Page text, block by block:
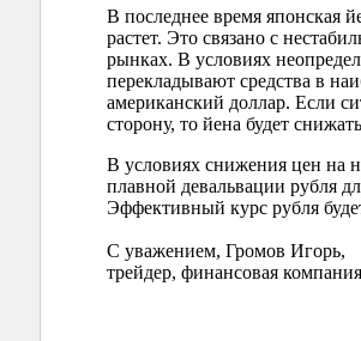
В последнее время
растет. Это связано с
рынках. В условиях
перекладывают средства в
американский доллар. Если
сторону, то йена будет
В условиях снижения цен на
плавной девальвации рубля
Эффективный курс рубля
С уважением, Громов Игорь,
трейдер, финансовая